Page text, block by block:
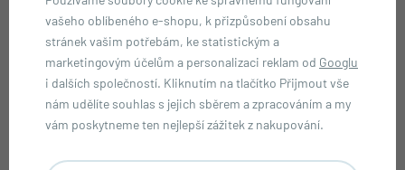
Funko Pop! Sanrio N° 99 - Hello
Funko Pop! Sanrio N° 119 -
vašeho oblíbeného e-shopu, k přizpůsobení obsahu
stránek vašim potřebám, ke statistickým a
marketingovým účelům a personalizaci reklam od Googlu
i dalších společností. Kliknutím na tlačítko Přijmout vše
nám udělíte souhlas s jejich sběrem a zpracováním a my
vám poskytneme ten nejlepší zážitek z nakupování.